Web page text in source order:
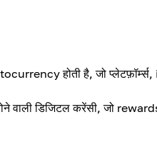
होती है, जो
वाली डिजिटल करेंसी, जो